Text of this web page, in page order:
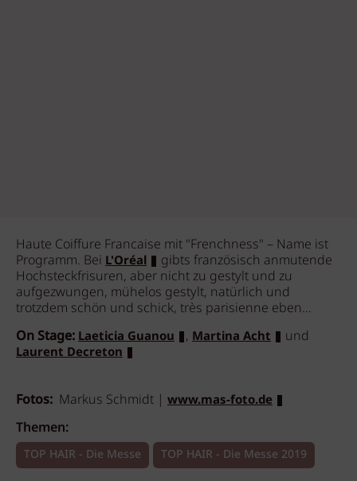
Haute Coiffure Francaise mit "Frenchness" – Name ist
Programm. Bei L'Oréal
gibts französisch anmutende
Hochsteckfrisuren, aber nicht zu gestylt und zu
aufgezwungen, mühelos gestylt, natürlich und
trotzdem schön und schick, très parisienne eben…
On Stage:Laeticia Guanou , Martina Acht und
Laurent Decreton
Fotos: Markus Schmidt | www.mas-foto.de
Themen:
TOP HAIR - Die Messe TOP HAIR - Die Messe 2019